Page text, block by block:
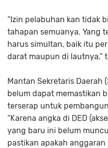
“Izin pelabuhan kan tidak
tahapan semuanya. Yang
harus simultan, baik itu
darat maupun di lautnya,”
Mantan Sekretaris Daerah
belum dapat memastikan
terserap untuk
“Karena angka di DED
yang baru ini belum
pastikan apakah